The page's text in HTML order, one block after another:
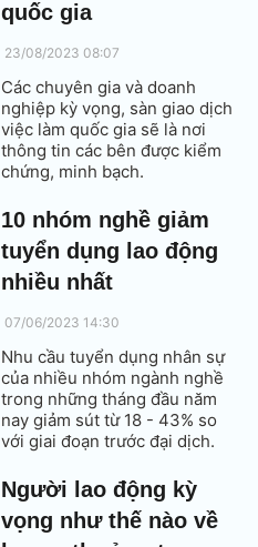
quốc gia
23/08/2023 08:07
Các chuyên gia và doanh
nghiệp kỳ vọng, sàn giao dịch
việc làm quốc gia sẽ là nơi
thông tin các bên được kiểm
chứng, minh bạch.
10 nhóm nghề giảm
tuyển dụng lao động
nhiều nhất
07/06/2023 14:30
Nhu cầu tuyển dụng nhân sự
của nhiều nhóm ngành nghề
trong những tháng đầu năm
nay giảm sút từ 18 - 43% so
với giai đoạn trước đại dịch.
Người lao động kỳ
vọng như thế nào về